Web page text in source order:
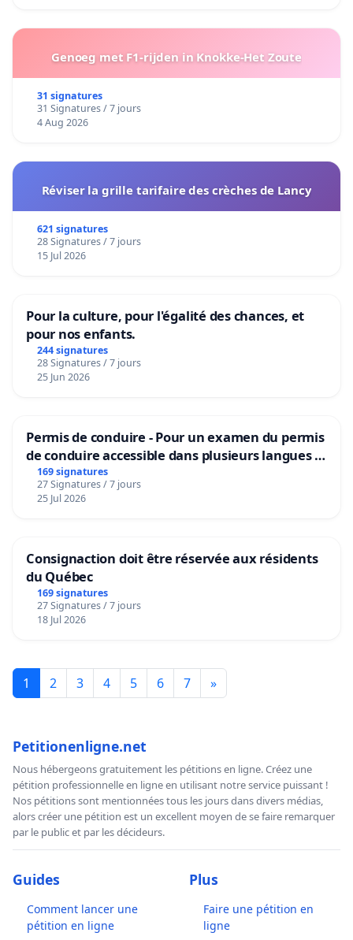
Genoeg met F1-rijden in Knokke-Het Zoute
31 signatures
31 Signatures / 7 jours
4 Aug 2026
Réviser la grille tarifaire des crèches de Lancy
621 signatures
28 Signatures / 7 jours
15 Jul 2026
Pour la culture, pour l'égalité des chances, et
pour nos enfants.
244 signatures
28 Signatures / 7 jours
25 Jun 2026
Permis de conduire - Pour un examen du permis
de conduire accessible dans plusieurs langues à
Bruxelles
169 signatures
27 Signatures / 7 jours
25 Jul 2026
Consignaction doit être réservée aux résidents
du Québec
169 signatures
27 Signatures / 7 jours
18 Jul 2026
1 2 3 4 5 6 7 »
Petitionenligne.net
Nous hébergeons gratuitement les pétitions en ligne. Créez une
pétition professionnelle en ligne en utilisant notre service puissant !
Nos pétitions sont mentionnées tous les jours dans divers médias,
alors créer une pétition est un excellent moyen de se faire remarquer
par le public et par les décideurs.
Guides
Comment lancer une
pétition en ligne
Plus
Faire une pétition en
ligne